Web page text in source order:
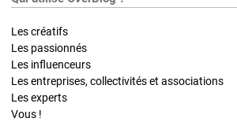
Les créatifs
Les passionnés
Les influenceurs
Les entreprises, collectivités et associations
Les experts
Vous !